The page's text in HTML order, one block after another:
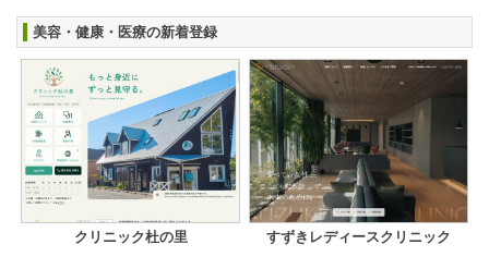
美容・健康・医療の新着登録
クリニック杜の里 すずきレディースクリニック